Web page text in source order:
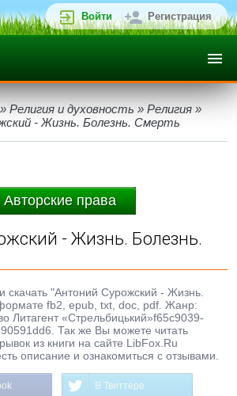
Войти Регистрация
» Религия и духовность » Религия »
- Жизнь. Болезнь. Смерть
Авторские права
- Жизнь. Болезнь.
скачать "Антоний Сурожский - Жизнь.
fb2, epub, txt, doc, pdf. Жанр:
Литагент «Стрельбицький»f65c9039-
Так же Вы можете читать
из книги на сайте LibFox.Ru
описание и ознакомиться с отзывами.
В Твиттере